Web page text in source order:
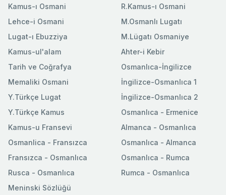
Kamus-ı Osmani
Lehce-i Osmani
Lugat-ı Ebuzziya
R.Kamus-ı Osmani
M.Osmanlı Lugatı
M.Lügatı Osmaniye
Kamus-ul'alam
Tarih ve Coğrafya
Memaliki Osmani
Y.Türkçe Lugat
Y.Türkçe Kamus
Ahter-i Kebir
Osmanlıca-İngilizce
İngilizce-Osmanlıca 1
İngilizce-Osmanlıca 2
Osmanlıca - Ermenice
Kamus-u Fransevi
Osmanlica - Fransızca
Fransızca - Osmanlıca
Rusca - Osmanlıca
Meninski Sözlüğü
Almanca - Osmanlıca
Osmanlıca - Almanca
Osmanlıca - Rumca
Rumca - Osmanlıca